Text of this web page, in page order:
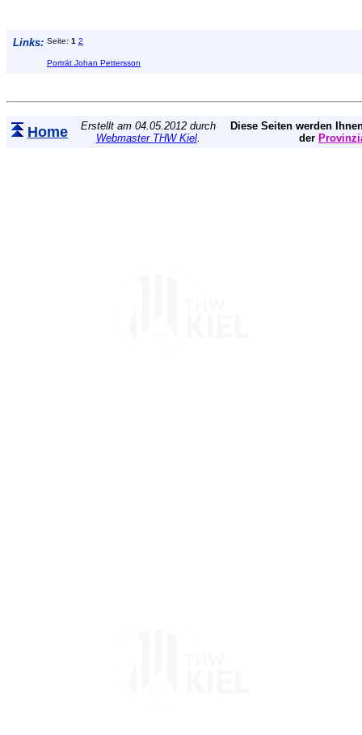
Links: Seite: 1 2
Porträt Johan Pettersson
Home
Erstellt am 04.05.2012 durch
Webmaster THW Kiel.
Diese Seiten werden
der